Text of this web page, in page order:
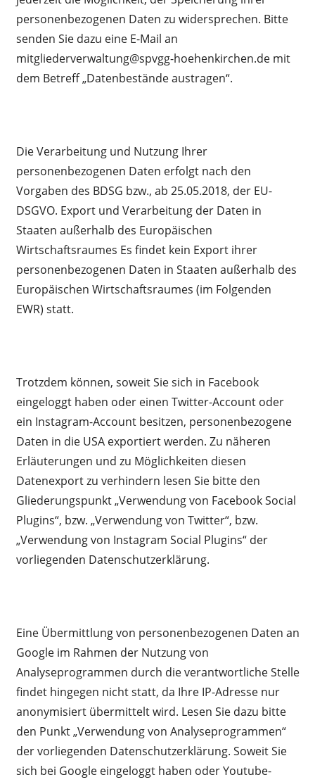
personenbezogenen Daten zu widersprechen. Bitte
senden Sie dazu eine E-Mail an
mitgliederverwaltung@spvgg-hoehenkirchen.de mit
dem Betreff „Datenbestände austragen“.
Die Verarbeitung und Nutzung Ihrer
personenbezogenen Daten erfolgt nach den
Vorgaben des BDSG bzw., ab 25.05.2018, der EU-
DSGVO. Export und Verarbeitung der Daten in
Staaten außerhalb des Europäischen
Wirtschaftsraumes Es findet kein Export ihrer
personenbezogenen Daten in Staaten außerhalb des
Europäischen Wirtschaftsraumes (im Folgenden
EWR) statt.
Trotzdem können, soweit Sie sich in Facebook
eingeloggt haben oder einen Twitter-Account oder
ein Instagram-Account besitzen, personenbezogene
Daten in die USA exportiert werden. Zu näheren
Erläuterungen und zu Möglichkeiten diesen
Datenexport zu verhindern lesen Sie bitte den
Gliederungspunkt „Verwendung von Facebook Social
Plugins“, bzw. „Verwendung von Twitter“, bzw.
„Verwendung von Instagram Social Plugins“ der
vorliegenden Datenschutzerklärung.
Eine Übermittlung von personenbezogenen Daten an
Google im Rahmen der Nutzung von
Analyseprogrammen durch die verantwortliche Stelle
findet hingegen nicht statt, da Ihre IP-Adresse nur
anonymisiert übermittelt wird. Lesen Sie dazu bitte
den Punkt „Verwendung von Analyseprogrammen“
der vorliegenden Datenschutzerklärung. Soweit Sie
sich bei Google eingeloggt haben oder Youtube-